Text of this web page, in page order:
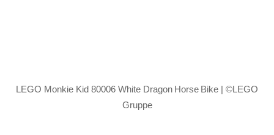
LEGO Monkie Kid 80006 White Dragon Horse Bike | ©LEGO
Gruppe